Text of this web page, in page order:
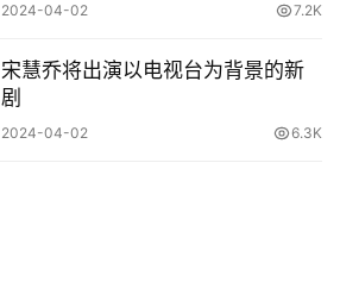
2024-04-02 7.2K
宋慧乔将出演以电视台为背景的新
剧
2024-04-02 6.3K